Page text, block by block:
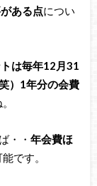
ある点につい
は毎年12月31
）1年分の会費
・・ 年会費ほ
です。